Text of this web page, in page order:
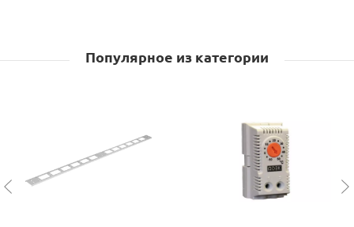
Популярное из категории